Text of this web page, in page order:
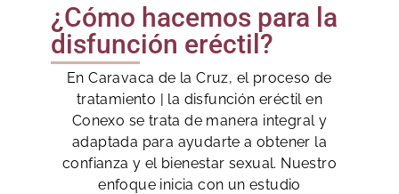
¿Cómo hacemos para la
disfunción eréctil?
En Caravaca de la Cruz, el proceso de
tratamiento | la disfunción eréctil en
Conexo se trata de manera integral y
adaptada para ayudarte a obtener la
confianza y el bienestar sexual. Nuestro
enfoque inicia con un estudio